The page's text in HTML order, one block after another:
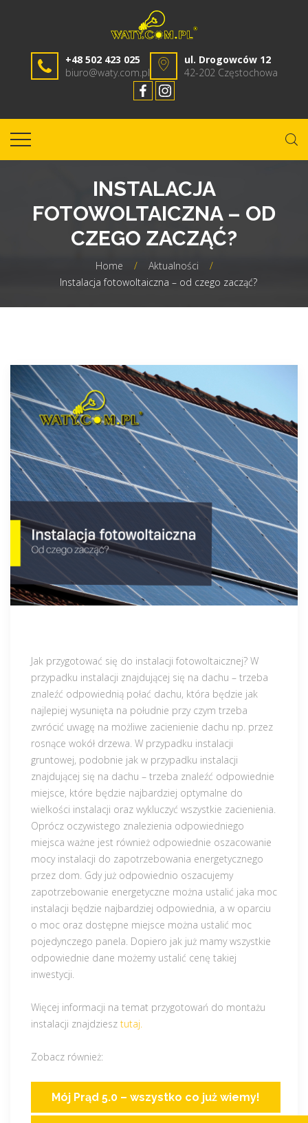
+48 502 423 025
biuro@waty.com.pl
ul. Drogowców 12
42-202 Częstochowa
INSTALACJA
FOTOWOLTAICZNA – OD
CZEGO ZACZĄĆ?
Home / Aktualności
/
Instalacja fotowoltaiczna – od czego zacząć?
Jak przygotować się do instalacji fotowoltaicznej? W
przypadku instalacji znajdującej się na dachu – trzeba
znaleźć odpowiednią połać dachu, która będzie jak
najlepiej wysunięta na południe przy czym trzeba
zwrócić uwagę na możliwe zacienienie dachu np. przez
rosnące wokół drzewa. W przypadku instalacji
gruntowej, podobnie jak w przypadku instalacji
znajdującej się na dachu – trzeba znaleźć odpowiednie
miejsce, które będzie najbardziej optymalne do
wielkości instalacji oraz wykluczyć wszystkie zacienienia.
Oprócz oczywistego znalezienia odpowiedniego
miejsca ważne jest również odpowiednie oszacowanie
mocy instalacji do zapotrzebowania energetycznego
przez dom. Gdy już odpowiednio oszacujemy
zapotrzebowanie energetyczne można ustalić jaka moc
instalacji będzie najbardziej odpowiednia, a w oparciu
o moc oraz dostępne miejsce można ustalić moc
pojedynczego panela. Dopiero jak już mamy wszystkie
odpowiednie dane możemy ustalić cenę takiej
inwestycji.
Więcej informacji na temat przygotowań do montażu
instalacji znajdziesz tutaj.
Zobacz również:
Mój Prąd 5.0 – wszystko co już wiemy!